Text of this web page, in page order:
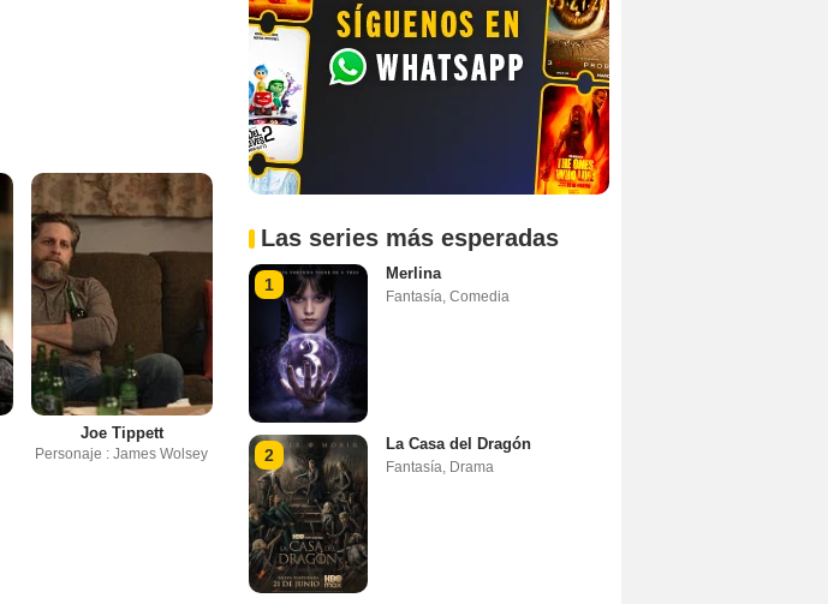
Joe Tippett
Personaje : James Wolsey
Las series más esperadas
1
Merlina
Fantasía, Comedia
2
La Casa del Dragón
Fantasía, Drama